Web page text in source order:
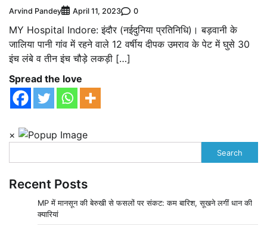
Arvind Pandey April 11, 2023 0
MY Hospital Indore: इंदौर (नईदुनिया प्रतिनिधि)। बड़वानी के
जालिया पानी गांव में रहने वाले 12 वर्षीय दीपक उमराव के पेट में घुसे 30
इंच लंबे व तीन इंच चौड़े लकड़ी […]
Spread the love
×
Search
Recent Posts
MP में मानसून की बेरुखी से फसलों पर संकट: कम बारिश, सूखने लगीं धान की
क्यारियां